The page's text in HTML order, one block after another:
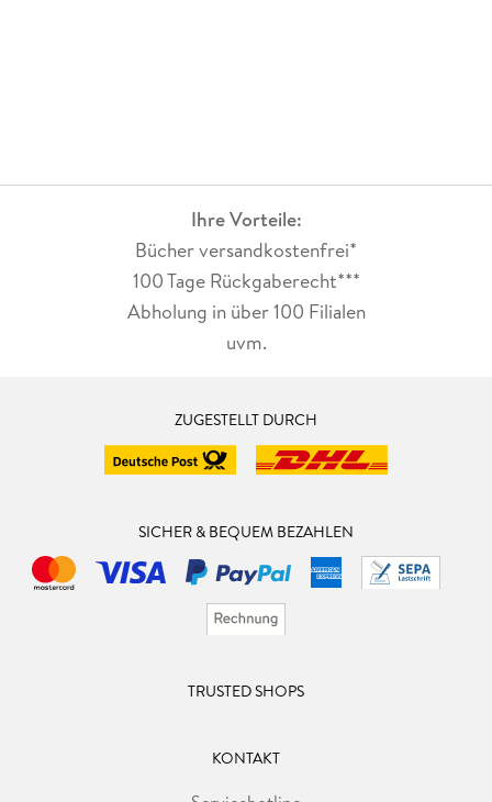
Ihre Vorteile:
Bücher versandkostenfrei*
100 Tage Rückgaberecht***
Abholung in über 100 Filialen
uvm.
ZUGESTELLT DURCH
SICHER & BEQUEM BEZAHLEN
TRUSTED SHOPS
KONTAKT